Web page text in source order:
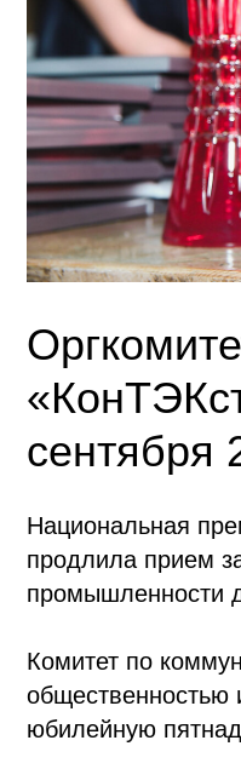
сентября
Национальная
продлила прием
промышленности
Комитет по
общественностью
юбилейную